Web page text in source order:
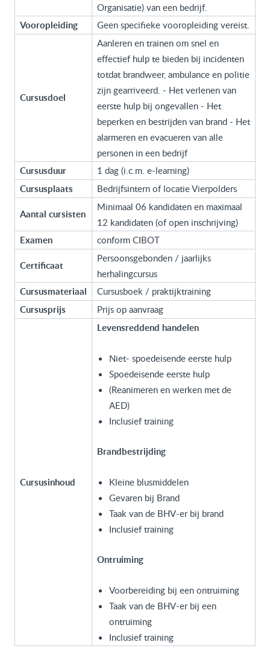
Organisatie) van een bedrijf.
Vooropleiding Geen specifieke vooropleiding vereist.
Cursusdoel
Aanleren en trainen om snel en
effectief hulp te bieden bij incidenten
totdat brandweer, ambulance en politie
zijn gearriveerd. - Het verlenen van
eerste hulp bij ongevallen - Het
beperken en bestrijden van brand - Het
alarmeren en evacueren van alle
personen in een bedrijf
Cursusduur 1 dag (i.c.m. e-learning)
Cursusplaats Bedrijfsintern of locatie Vierpolders
Aantal cursisten
Minimaal 06 kandidaten en maximaal
12 kandidaten (of open inschrijving)
Examen conform CIBOT
Certificaat
Persoonsgebonden / jaarlijks
herhalingcursus
Cursusmateriaal Cursusboek / praktijktraining
Cursusprijs Prijs op aanvraag
Cursusinhoud
Levensreddend handelen
Niet- spoedeisende eerste hulp
Spoedeisende eerste hulp
(Reanimeren en werken met de
AED)
Inclusief training
Brandbestrijding
Kleine blusmiddelen
Gevaren bij Brand
Taak van de BHV-er bij brand
Inclusief training
Ontruiming
Voorbereiding bij een ontruiming
Taak van de BHV-er bij een
ontruiming
Inclusief training